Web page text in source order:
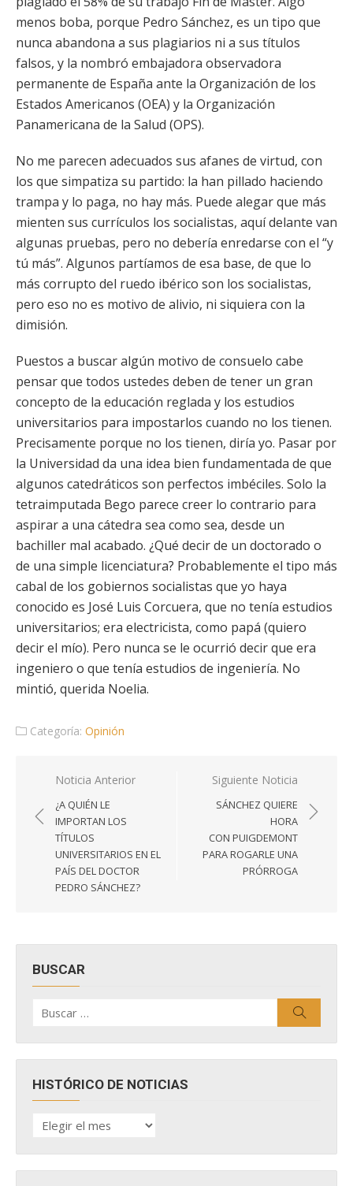
menos boba, porque Pedro Sánchez, es un tipo que
nunca abandona a sus plagiarios ni a sus títulos
falsos, y la nombró embajadora observadora
permanente de España ante la Organización de los
Estados Americanos (OEA) y la Organización
Panamericana de la Salud (OPS).
No me parecen adecuados sus afanes de virtud, con
los que simpatiza su partido: la han pillado haciendo
trampa y lo paga, no hay más. Puede alegar que más
mienten sus currículos los socialistas, aquí delante van
algunas pruebas, pero no debería enredarse con el “y
tú más”. Algunos partíamos de esa base, de que lo
más corrupto del ruedo ibérico son los socialistas,
pero eso no es motivo de alivio, ni siquiera con la
dimisión.
Puestos a buscar algún motivo de consuelo cabe
pensar que todos ustedes deben de tener un gran
concepto de la educación reglada y los estudios
universitarios para impostarlos cuando no los tienen.
Precisamente porque no los tienen, diría yo. Pasar por
la Universidad da una idea bien fundamentada de que
algunos catedráticos son perfectos imbéciles. Solo la
tetraimputada Bego parece creer lo contrario para
aspirar a una cátedra sea como sea, desde un
bachiller mal acabado. ¿Qué decir de un doctorado o
de una simple licenciatura? Probablemente el tipo más
cabal de los gobiernos socialistas que yo haya
conocido es José Luis Corcuera, que no tenía estudios
universitarios; era electricista, como papá (quiero
decir el mío). Pero nunca se le ocurrió decir que era
ingeniero o que tenía estudios de ingeniería. No
mintió, querida Noelia.
Categoría: Opinión
Navegación
entradas
Noticia Anterior
¿A QUIÉN LE
IMPORTAN LOS
TÍTULOS
UNIVERSITARIOS EN EL
PAÍS DEL DOCTOR
PEDRO SÁNCHEZ?
Siguiente Noticia
SÁNCHEZ QUIERE
HORA
CON PUIGDEMONT
PARA ROGARLE UNA
PRÓRROGA
BUSCAR
por:
HISTÓRICO DE NOTICIAS
HISTÓRICO
DE